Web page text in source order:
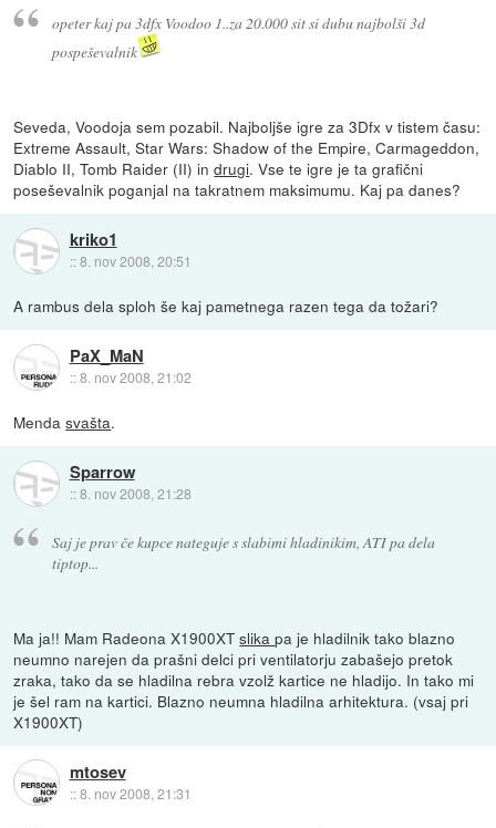
opeter kaj pa 3dfx Voodoo 1..za 20.000 sit si dubu najbolši 3d
pospeševalnik
Seveda, Voodoja sem pozabil. Najboljše igre za 3Dfx v tistem času:
Extreme Assault, Star Wars: Shadow of the Empire, Carmageddon,
Diablo II, Tomb Raider (II) indrugi. Vse te igre je ta grafični
poseševalnik poganjal na takratnem maksimumu. Kaj pa danes?
kriko1
::8. nov 2008, 20:51
A rambus dela sploh še kaj pametnega razen tega da tožari?
PaX_MaN
::8. nov 2008, 21:02
Mendasvašta.
Sparrow
::8. nov 2008, 21:28
Saj je prav če kupce nateguje s slabimi hladinikim, ATI pa dela
tiptop...
Ma ja!! Mam Radeona X1900XTslikapa je hladilnik tako blazno
neumno narejen da prašni delci pri ventilatorju zabašejo pretok
zraka, tako da se hladilna rebra vzolž kartice ne hladijo. In tako mi
je šel ram na kartici. Blazno neumna hladilna arhitektura. (vsaj pri
X1900XT)
mtosev
::8. nov 2008, 21:31